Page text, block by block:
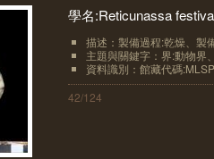
學名:Reticunassa festiva
描述：製備過程:乾燥、製
主題與關鍵字：界:動物界
資料識別：館藏代碼
42/124